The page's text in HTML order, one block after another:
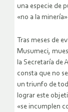
una especie de
«no a la
Tras meses de
Musumeci,
la Secretaría de
consta que no
un triunfo de
lograr este
«se incumplen